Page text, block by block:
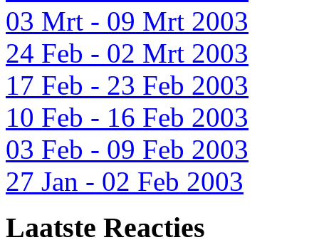
03 Mrt - 09 Mrt 2003
24 Feb - 02 Mrt 2003
17 Feb - 23 Feb 2003
10 Feb - 16 Feb 2003
03 Feb - 09 Feb 2003
27 Jan - 02 Feb 2003
Laatste Reacties